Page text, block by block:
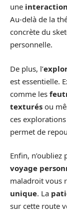
une
Au-delà de la
concrète du
personnelle.
De plus, l’
est essentielle.
comme les
texturés ou
ces
permet de
Enfin,
voyage
maladroit vous
unique. La
sur cette route